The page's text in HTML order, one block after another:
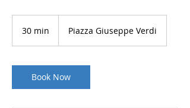
30 min
i
n
Piazza Giuseppe Verdi
Book Now